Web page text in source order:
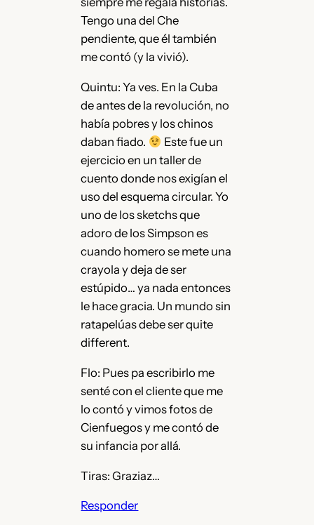
Tengo una del Che
pendiente, que él también
me contó (y la vivió).
Quintu: Ya ves. En la Cuba
de antes de la revolución, no
había pobres y los chinos
daban fiado.
Este fue un
ejercicio en un taller de
cuento donde nos exigían el
uso del esquema circular. Yo
uno de los sketchs que
adoro de los Simpson es
cuando homero se mete una
crayola y deja de ser
estúpido… ya nada entonces
le hace gracia. Un mundo sin
ratapelúas debe ser quite
different.
Flo: Pues pa escribirlo me
senté con el cliente que me
lo contó y vimos fotos de
Cienfuegos y me contó de
su infancia por allá.
Tiras: Graziaz…
Responder